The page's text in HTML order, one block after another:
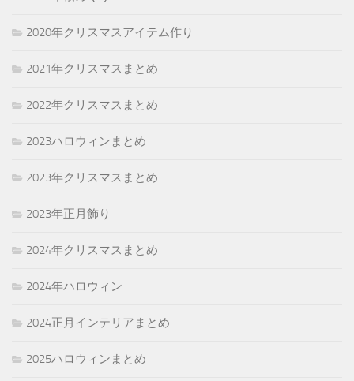
2020年クリスマスアイテム作り
2021年クリスマスまとめ
2022年クリスマスまとめ
2023ハロウィンまとめ
2023年クリスマスまとめ
2023年正月飾り
2024年クリスマスまとめ
2024年ハロウィン
2024正月インテリアまとめ
2025ハロウィンまとめ